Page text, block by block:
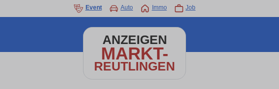
Event Auto Immo Job
ANZEIGEN
MARKT-
REUTLINGEN